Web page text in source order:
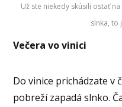
Už ste niekedy skúsili ostať
slnka, to
Večera vo vinici
Do vinice prichádzate v
pobreží zapadá slnko.